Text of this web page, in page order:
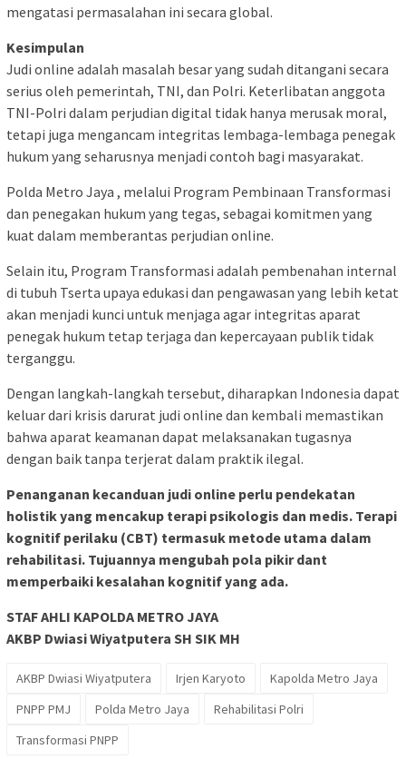
mengatasi permasalahan ini secara global.
Kesimpulan
Judi online adalah masalah besar yang sudah ditangani secara
serius oleh pemerintah, TNI, dan Polri. Keterlibatan anggota
TNI-Polri dalam perjudian digital tidak hanya merusak moral,
tetapi juga mengancam integritas lembaga-lembaga penegak
hukum yang seharusnya menjadi contoh bagi masyarakat.
Polda Metro Jaya , melalui Program Pembinaan Transformasi
dan penegakan hukum yang tegas, sebagai komitmen yang
kuat dalam memberantas perjudian online.
Selain itu, Program Transformasi adalah pembenahan internal
di tubuh Tserta upaya edukasi dan pengawasan yang lebih ketat
akan menjadi kunci untuk menjaga agar integritas aparat
penegak hukum tetap terjaga dan kepercayaan publik tidak
terganggu.
Dengan langkah-langkah tersebut, diharapkan Indonesia dapat
keluar dari krisis darurat judi online dan kembali memastikan
bahwa aparat keamanan dapat melaksanakan tugasnya
dengan baik tanpa terjerat dalam praktik ilegal.
Penanganan kecanduan judi online perlu pendekatan
holistik yang mencakup terapi psikologis dan medis. Terapi
kognitif perilaku (CBT) termasuk metode utama dalam
rehabilitasi. Tujuannya mengubah pola pikir dant
memperbaiki kesalahan kognitif yang ada.
STAF AHLI KAPOLDA METRO JAYA
AKBP Dwiasi Wiyatputera SH SIK MH
AKBP Dwiasi Wiyatputera Irjen Karyoto
Kapolda Metro Jaya
PNPP PMJ
Polda Metro Jaya
Rehabilitasi Polri
Transformasi PNPP